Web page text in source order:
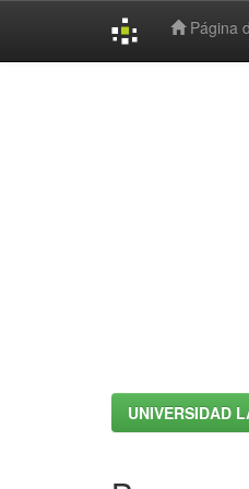
Página
UNIVERSIDAD